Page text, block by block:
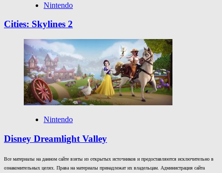
Nintendo
Cities: Skylines 2
Nintendo
Disney Dreamlight Valley
Все материалы на данном сайте взяты из открытых источников и предоставляются исключительно в
ознакомительных целях. Права на материалы принадлежат их владельцам. Администрация сайта